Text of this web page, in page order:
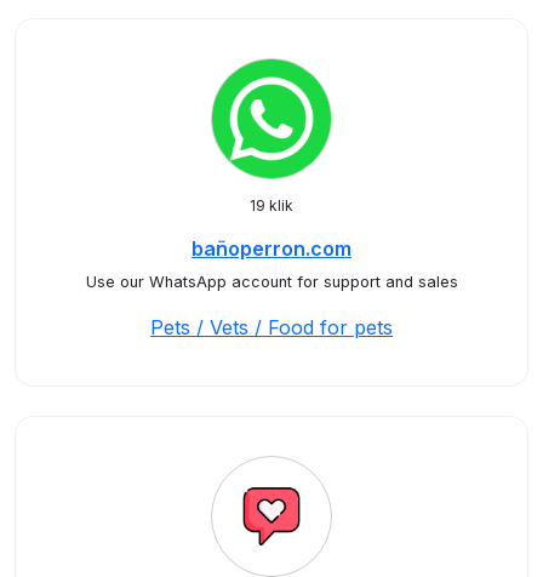
19 klik
bañoperron.com
Use our WhatsApp account for support and sales
Pets / Vets / Food for pets